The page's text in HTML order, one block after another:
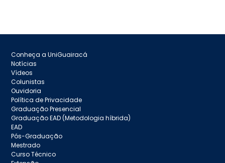
Conheça a UniGuairacá
Notícias
Vídeos
Colunistas
Ouvidoria
Política de Privacidade
Graduação Presencial
Graduação EAD (Metodologia híbrida)
EAD
Pós-Graduação
Mestrado
Curso Técnico